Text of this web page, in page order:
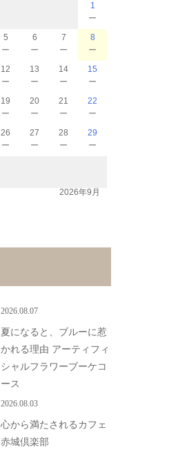
1
－
5
－
6
－
7
－
8
－
12
－
13
－
14
－
15
－
19
－
20
－
21
－
22
－
26
－
27
－
28
－
29
－
2026年9月
2026.08.07
夏になると、ブルーに惹
かれる理由 アーティフィ
シャルフラワーブーケコ
ース
2026.08.03
心から満たされるカフェ
赤城倶楽部